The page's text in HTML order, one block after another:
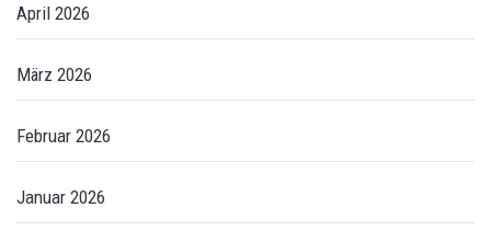
April 2026
März 2026
Februar 2026
Januar 2026